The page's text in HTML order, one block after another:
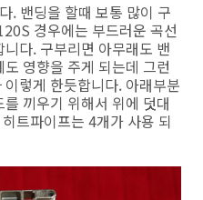
. 밴딩을 할때 보통 많이 구
경우에는 부드러운 곡선
다. 구부리면 아무래도 밴
영향을 주게 되는데 그런
렇게 한듯합니다. 아래부분
끼우기 위해서 위에 덧대
트파이프는 4개가 사용 되